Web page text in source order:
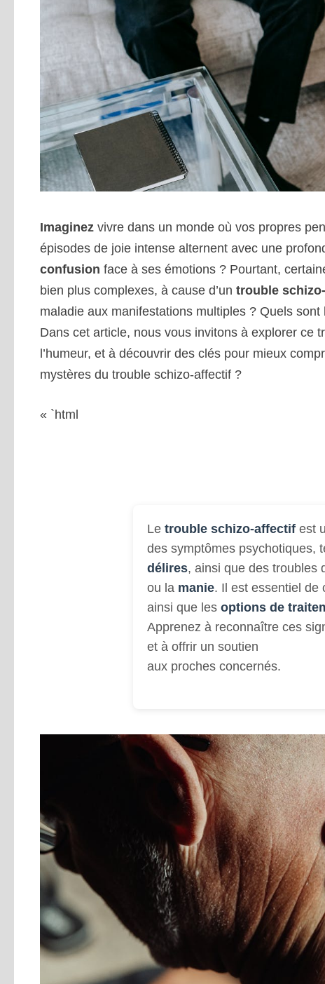
Imaginez vivre dans un monde où vos propres
épisodes de joie intense alternent avec une
confusion face à ses émotions ? Pourtant,
bien plus complexes, à cause d’untrouble
maladie aux manifestations multiples ? Quels
Dans cet article, nous vous invitons à explorer ce
l’humeur, et à découvrir des clés pour mieux
mystères du trouble schizo-affectif ?
« `html
Le trouble schizo-affectifest
des symptômes psychotiques,
délires, ainsi que des troubles
ou la manie. Il est essentiel de
ainsi que les options de
Apprenez à reconnaître ces
et à offrir un soutien
aux proches concernés.